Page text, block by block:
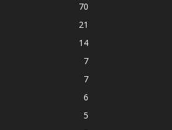
70
21
14
7
7
6
5